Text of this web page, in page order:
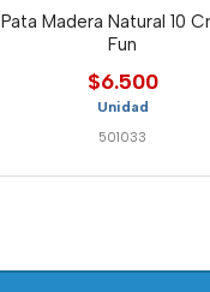
Pata Madera Natural 10
Fun
$6.500
Unidad
501033